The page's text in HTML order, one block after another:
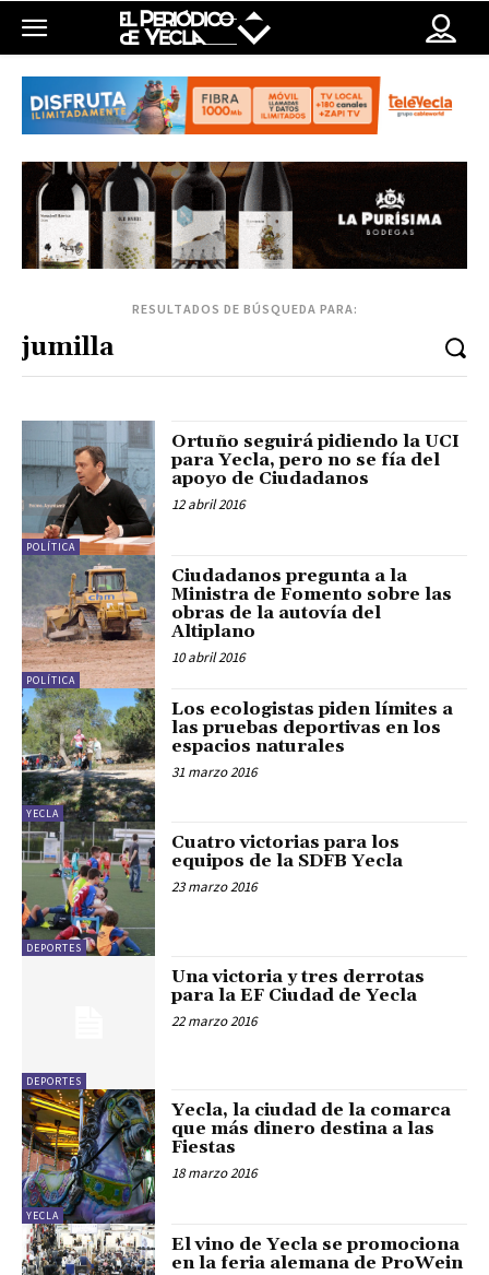
RESULTADOS DE BÚSQUEDA PARA:
POLÍTICA
Ortuño seguirá pidiendo la UCI
para Yecla, pero no se fía del
apoyo de Ciudadanos
12 abril 2016
POLÍTICA
Ciudadanos pregunta a la
Ministra de Fomento sobre las
obras de la autovía del
Altiplano
10 abril 2016
YECLA
Los ecologistas piden límites a
las pruebas deportivas en los
espacios naturales
31 marzo 2016
DEPORTES
Cuatro victorias para los
equipos de la SDFB Yecla
23 marzo 2016
DEPORTES
Una victoria y tres derrotas
para la EF Ciudad de Yecla
22 marzo 2016
YECLA
Yecla, la ciudad de la comarca
que más dinero destina a las
Fiestas
18 marzo 2016
El vino de Yecla se promociona
en la feria alemana de ProWein